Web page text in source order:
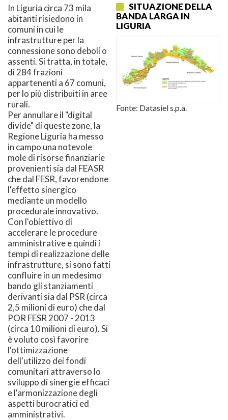
In Liguria circa 73 mila
abitanti risiedono in
comuni in cui le
infrastrutture per la
connessione sono deboli o
assenti. Si tratta, in totale,
di 284 frazioni
appartenenti a 67 comuni,
per lo più distribuiti in aree
rurali.
Per annullare il "digital
divide" di queste zone, la
Regione Liguria ha messo
in campo una notevole
mole di risorse finanziarie
provenienti sia dal FEASR
che dal FESR, favorendone
l'effetto sinergico
mediante un modello
procedurale innovativo.
Con l'obiettivo di
accelerare le procedure
amministrative e quindi i
tempi di realizzazione delle
infrastrutture, si sono fatti
confluire in un medesimo
bando gli stanziamenti
derivanti sia dal PSR (circa
2,5 milioni di euro) che dal
POR FESR 2007 - 2013
(circa 10 milioni di euro). Si
è voluto così favorire
l'ottimizzazione
dell'utilizzo dei fondi
comunitari attraverso lo
sviluppo di sinergie efficaci
e l'armonizzazione degli
aspetti burocratici ed
amministrativi.
SITUAZIONE DELLA
BANDA LARGA IN
LIGURIA
Fonte: Datasiel s.p.a.